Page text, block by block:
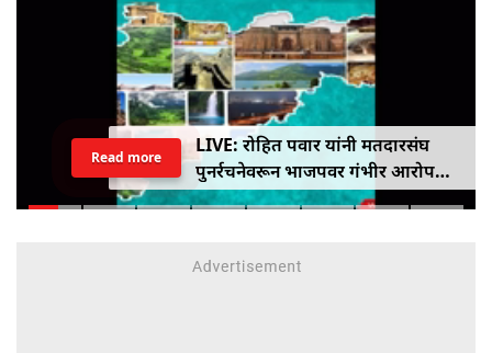
LIVE: रोहित पवार यांनी मतदारसंघ
पुनर्रचनेवरून भाजपवर गंभीर आरोप
केले
Read more